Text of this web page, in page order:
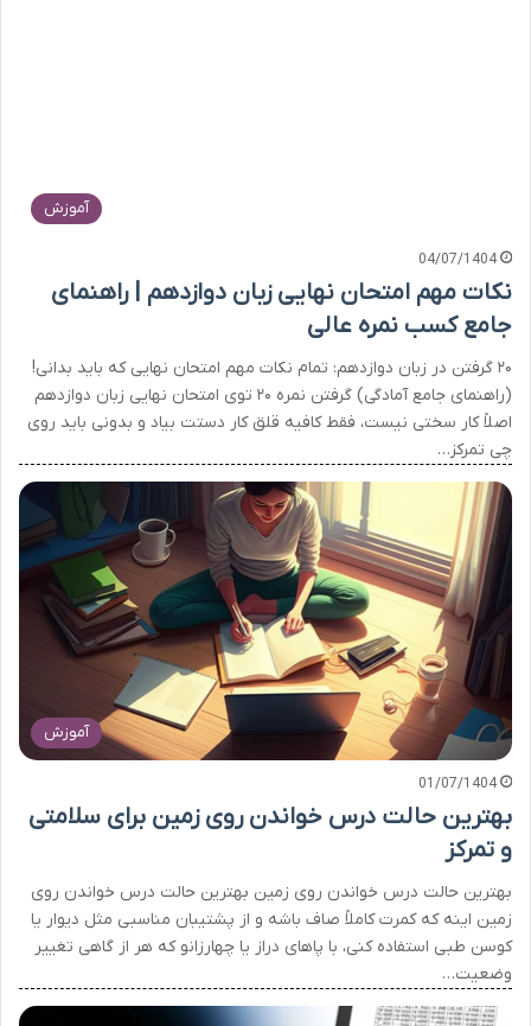
آموزش
04/07/1404
نکات مهم امتحان نهایی زبان دوازدهم | راهنمای
جامع کسب نمره عالی
۲۰ گرفتن در زبان دوازدهم: تمام نکات مهم امتحان نهایی که باید بدانی!
(راهنمای جامع آمادگی) گرفتن نمره ۲۰ توی امتحان نهایی زبان دوازدهم
اصلاً کار سختی نیست، فقط کافیه قلق کار دستت بیاد و بدونی باید روی
چی تمرکز…
آموزش
01/07/1404
بهترین حالت درس خواندن روی زمین برای سلامتی
و تمرکز
بهترین حالت درس خواندن روی زمین بهترین حالت درس خواندن روی
زمین اینه که کمرت کاملاً صاف باشه و از پشتیبان مناسبی مثل دیوار یا
کوسن طبی استفاده کنی، با پاهای دراز یا چهارزانو که هر از گاهی تغییر
وضعیت…